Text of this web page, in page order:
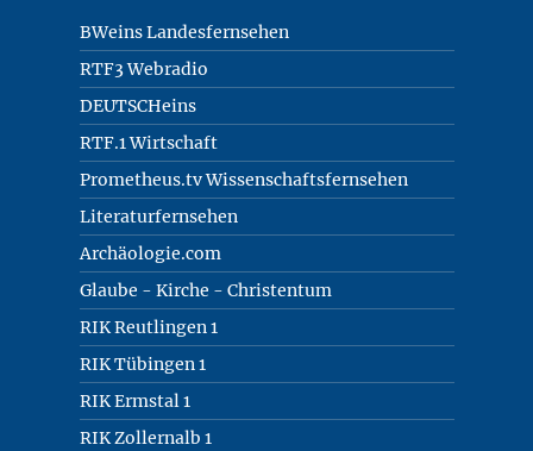
BWeins Landesfernsehen
RTF3 Webradio
DEUTSCHeins
RTF.1 Wirtschaft
Prometheus.tv Wissenschaftsfernsehen
Literaturfernsehen
Archäologie.com
Glaube - Kirche - Christentum
RIK Reutlingen 1
RIK Tübingen 1
RIK Ermstal 1
RIK Zollernalb 1